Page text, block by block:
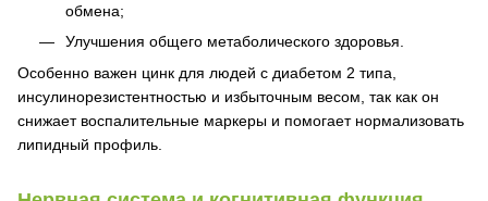
обмена;
Улучшения общего метаболического здоровья.
Особенно важен цинк для людей с диабетом 2 типа,
инсулинорезистентностью и избыточным весом, так как он
снижает воспалительные маркеры и помогает нормализовать
липидный профиль.